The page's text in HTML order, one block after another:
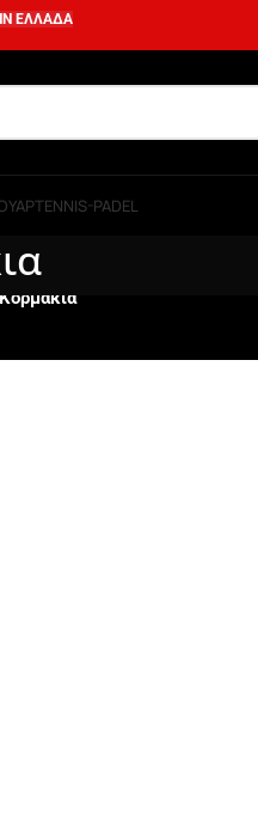
ΕΛΛΑΔΑ
TENNIS-PADEL
Κορμάκια